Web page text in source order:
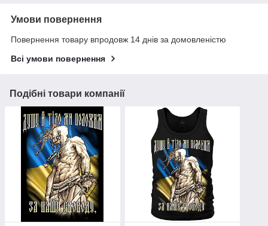
Умови повернення
Повернення товару впродовж 14 днів за домовленістю
Всі умови повернення
Подібні товари компанії